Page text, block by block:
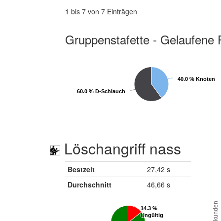
1 bis 7 von 7 Einträgen
Gruppenstafette - Gelaufene
40.0 % Knoten
40.0 % Knoten
60.0 % D-Schlauch
60.0 % D-Schlauch
Löschangriff nass
Bestzeit
27,42 s
Durchschnitt
46,66 s
14.3 %
Ungültig
14.3 %
Ungültig
Sekunden